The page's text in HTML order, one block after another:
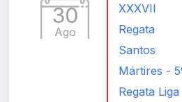
30
Ago
XXXVII
Regata
Santos
Mártires -
Regata Liga